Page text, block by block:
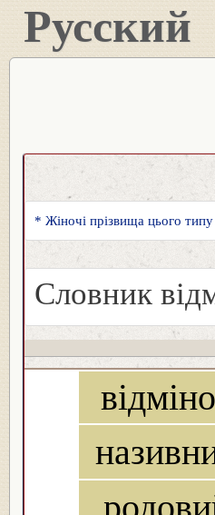
Русский
* Жіночі прізвища цього
Словник